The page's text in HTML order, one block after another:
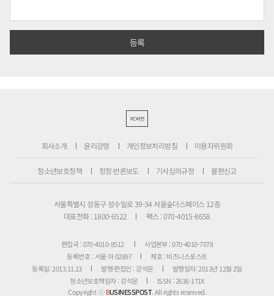
PC버전
회사소개 윤리강령 개인정보처리방침 이용자위원회
청소년보호정책 정정·반론보도 기사심의규정 불편신고
서울특별시 성동구 성수일로 39-34 서울숲더스페이스 12층
대표전화 : 1800-6522
팩스 : 070-4015-8658
편집국 : 070-4010-8512
사업본부 : 070-4010-7078
등록번호 : 서울 아 02897
제호 : 비즈니스포스트
등록일: 2013.11.13
발행·편집인 : 강석운
발행일자: 2013년 12월 2일
청소년보호책임자 : 강석운
ISSN : 2636-171X
Copyright ⓒBUSINESSPOST. All rights reserved.